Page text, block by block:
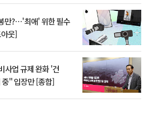
만?⋯'최애' 위한 필수
웃]
사업 규제 완화 '건
" 입장만 [종합]